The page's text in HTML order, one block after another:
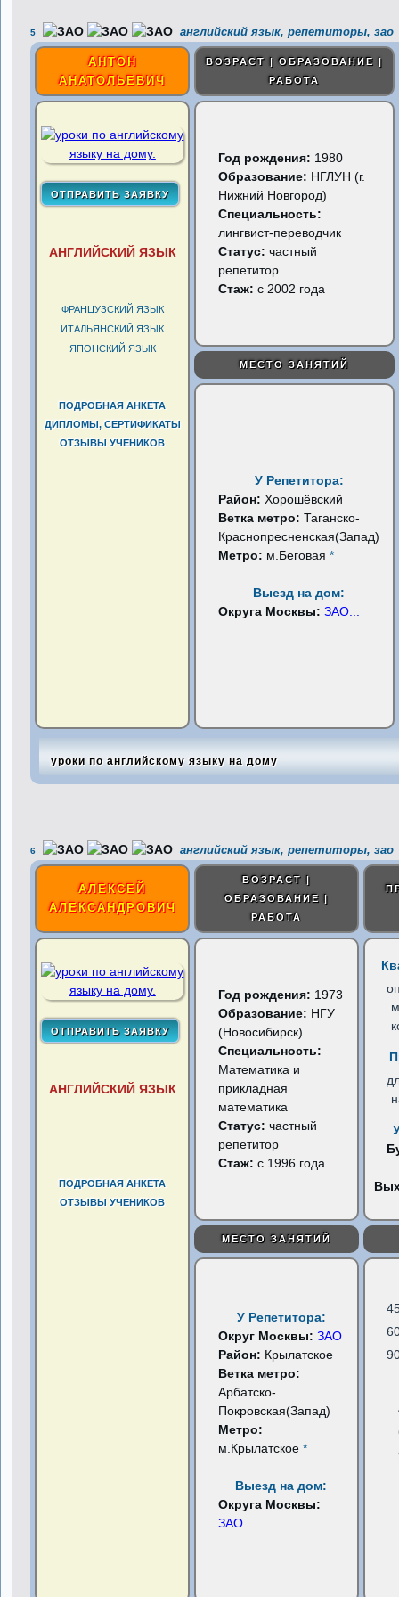
5 английский язык, репетиторы, зао
АНТОН
АНАТОЛЬЕВИЧ
ВОЗРАСТ | ОБРАЗОВАНИЕ |
РАБОТА
АНГЛИЙСКИЙ ЯЗЫК
ФРАНЦУЗСКИЙ ЯЗЫК
ИТАЛЬЯНСКИЙ ЯЗЫК
ЯПОНСКИЙ ЯЗЫК
ПОДРОБНАЯ АНКЕТА
ДИПЛОМЫ, СЕРТИФИКАТЫ
ОТЗЫВЫ УЧЕНИКОВ
Год рождения: 1980
Образование: НГЛУН (г.
Нижний Новгород)
Специальность:
лингвист-переводчик
Статус:частный
репетитор
Стаж: с 2002 года
МЕСТО ЗАНЯТИЙ
У Репетитора:
Район:Хорошёвский
Ветка метро:Таганско-
Краснопресненская(Запад)
Метро: м.Беговая*
Выезд на дом:
Округа Москвы:ЗАО
уроки по английскому языку на дому
6 английский язык, репетиторы, зао
АЛЕКСЕЙ
АЛЕКСАНДРОВИЧ
ВОЗРАСТ |
ОБРАЗОВАНИЕ |
РАБОТА
АНГЛИЙСКИЙ ЯЗЫК
ПОДРОБНАЯ АНКЕТА
ОТЗЫВЫ УЧЕНИКОВ
Год рождения: 1973
Образование: НГУ
(Новосибирск)
Специальность:
Математика и
прикладная
математика
Статус:частный
репетитор
Стаж: с 1996 года
МЕСТО ЗАНЯТИЙ
У Репетитора:
Округ Москвы:ЗАО
Район: Крылатское
Ветка метро:
Арбатско-
Покровская(Запад)
Метро:
м.Крылатское*
Выезд на дом:
Округа Москвы:
ЗАО